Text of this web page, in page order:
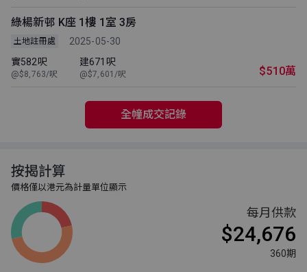
綠楊新邨 K座 1樓 1室 3房
土地註冊處
2025-05-30
實582呎
@$8,763/呎
建671呎
@$7,601/呎 $510萬
全幢成交記錄
按揭計算
價格僅以港元為計量單位顯示
每月供款
$24,676
360期